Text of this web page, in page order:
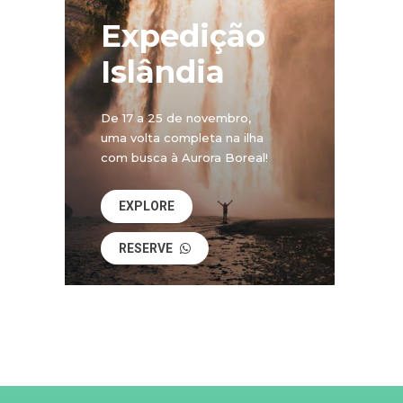
Expedição
Islândia
De 17 a 25 de novembro,
uma volta completa na ilha
com busca à Aurora Boreal!
EXPLORE
RESERVE